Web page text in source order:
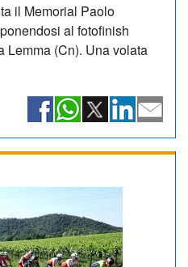
il Memorial Paolo
al fotofinish
Lemma (Cn). Una volata